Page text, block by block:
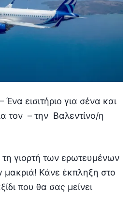
Ένα εισιτήριο για σένα και
τον – την Βαλεντίνο/η
τη γιορτή των ερωτευμένων
μακριά! Κάνε έκπληξη στο
που θα σας μείνει